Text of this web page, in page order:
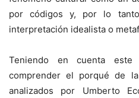
por códigos y, por lo
interpretación idealista o
Teniendo en cuenta este
comprender el porqué de
analizados por Umberto